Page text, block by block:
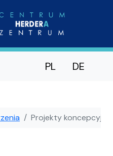
PL DE
Projekty